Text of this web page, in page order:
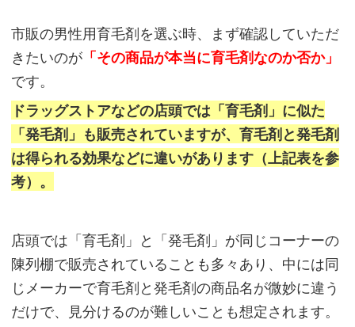
に
は
違
い
が
あ
る
育
毛
剤
市販の男性用育毛剤を選ぶ時、まず確認していただ
きたいのが 「その商品が本当に育毛剤なのか否か」
です。
ドラッグストアなどの店頭では「育毛剤」に似た
「発毛剤」も販売されていますが、育毛剤と発毛剤
は得られる効果などに違いがあります（上記表を参
考）。
店頭では「育毛剤」と「発毛剤」が同じコーナーの
陳列棚で販売されていることも多々あり、中には同
じメーカーで育毛剤と発毛剤の商品名が微妙に違う
だけで、見分けるのが難しいことも想定されます。